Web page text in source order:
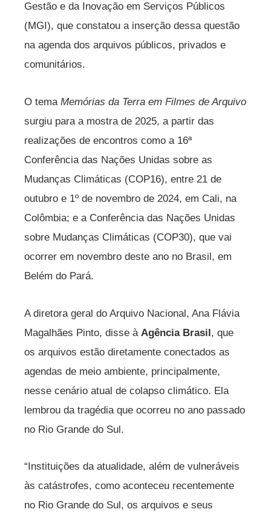
Gestão e da Inovação em Serviços Públicos
(MGI), que constatou a inserção dessa questão
na agenda dos arquivos públicos, privados e
comunitários.
O tema Memórias da Terra em Filmes de Arquivo
surgiu para a mostra de 2025, a partir das
realizações de encontros como a 16ª
Conferência das Nações Unidas sobre as
Mudanças Climáticas (COP16), entre 21 de
outubro e 1º de novembro de 2024, em Cali, na
Colômbia; e a Conferência das Nações Unidas
sobre Mudanças Climáticas (COP30), que vai
ocorrer em novembro deste ano no Brasil, em
Belém do Pará.
A diretora geral do Arquivo Nacional, Ana Flávia
Magalhães Pinto, disse à Agência Brasil, que
os arquivos estão diretamente conectados as
agendas de meio ambiente, principalmente,
nesse cenário atual de colapso climático. Ela
lembrou da tragédia que ocorreu no ano passado
no Rio Grande do Sul.
“Instituições da atualidade, além de vulneráveis
às catástrofes, como aconteceu recentemente
no Rio Grande do Sul, os arquivos e seus